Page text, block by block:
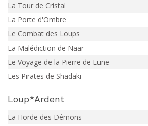
La Tour de Cristal
La Porte d'Ombre
Le Combat des Loups
La Malédiction de Naar
Le Voyage de la Pierre de Lune
Les Pirates de Shadaki
Loup*Ardent
La Horde des Démons